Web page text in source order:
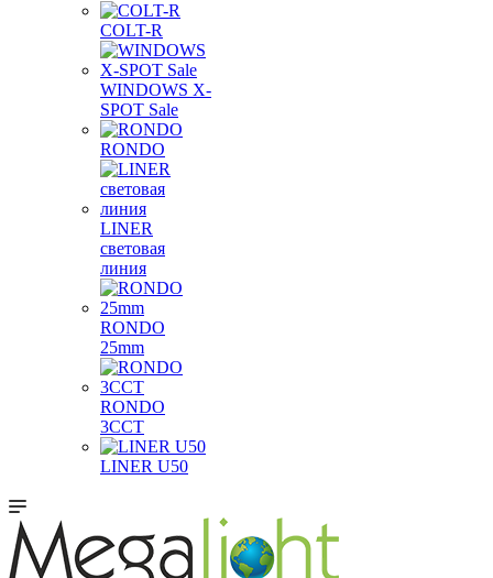
COLT-R
WINDOWS X-
SPOT Sale
RONDO
LINER
световая
линия
RONDO
25mm
RONDO
3CCT
LINER U50